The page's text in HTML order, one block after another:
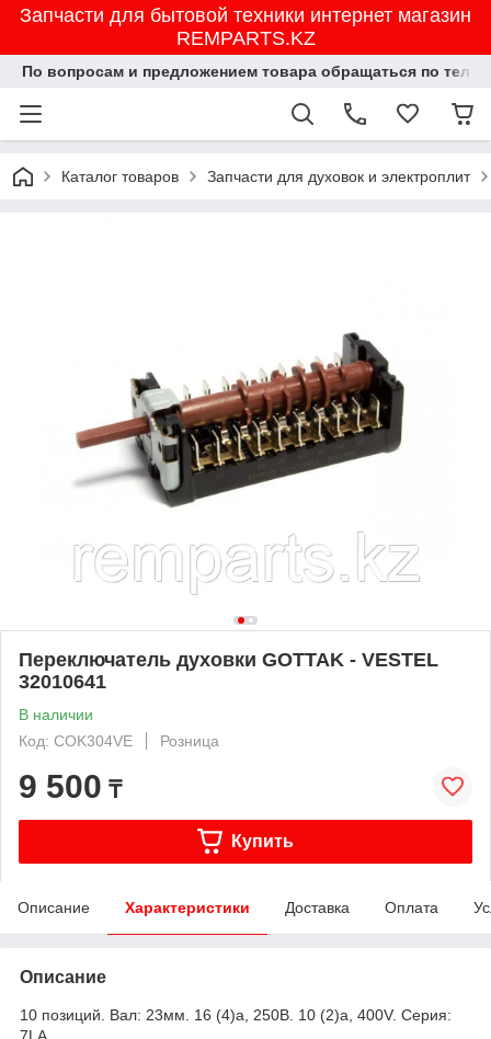
Запчасти для бытовой техники интернет магазин
REMPARTS.KZ
По вопросам и предложением товара обращаться по
Каталог товаров Запчасти для духовок и электроплит
Переключатель духовки GOTTAK - VESTEL
32010641
В наличии
Код: COK304VE
Розница
9 500 ₸
Купить
Описание Характеристики Доставка Оплата
Описание
10 позиций. Вал: 23мм. 16 (4)a, 250В. 10 (2)a, 400V. Серия:
7LA.